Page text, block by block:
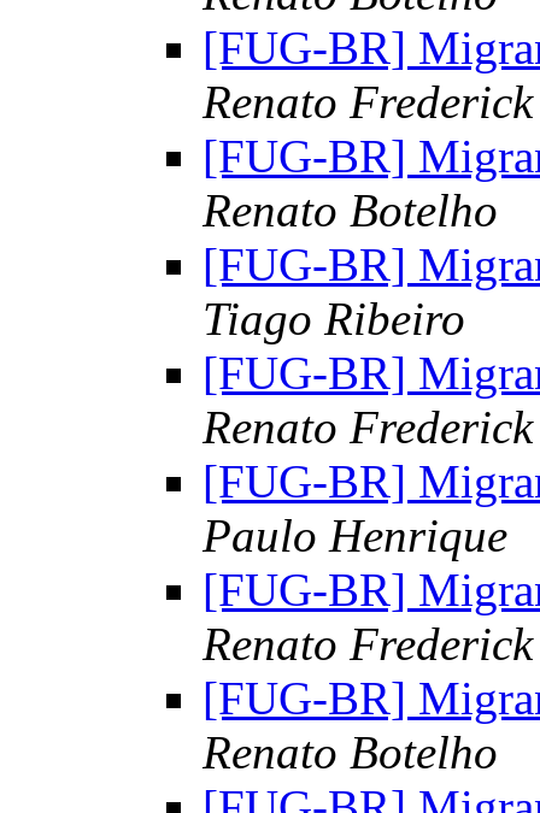
[FUG-BR]
Renato Frederick
[FUG-BR]
Renato Botelho
[FUG-BR]
Tiago Ribeiro
[FUG-BR]
Renato Frederick
[FUG-BR]
Paulo Henrique
[FUG-BR]
Renato Frederick
[FUG-BR]
Renato Botelho